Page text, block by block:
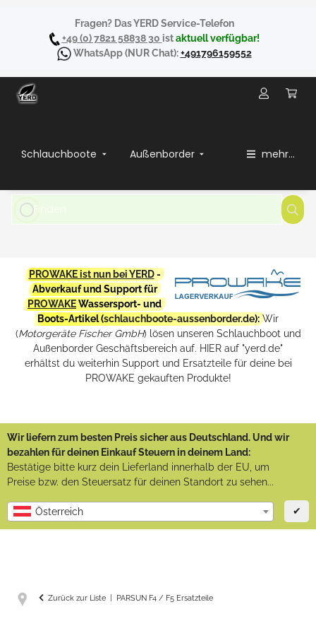
Fragen? Das YERD Service-Telefon
+49 (0) 7821 58838 30 istaktuell verfügbar!
WhatsApp(NUR Chat):+491796159552
Schlauchboote Außenborder mehr...
PROWAKE ist nun bei YERD-
Abverkauf und Support für
PROWAKEWassersport- und
Boots-Artikel (schlauchboote-aussenborder.de): Wir
(Motorgeräte Fischer GmbH) lösen unseren Schlauchboot und
Außenborder Geschäftsbereich auf. HIER auf "yerd.de"
erhältst du weiterhin Support und Ersatzteile für deine bei
PROWAKE gekauften Produkte!
Wir liefern zum besten Preis sicher aus Deutschland. Und wir
bezahlen für deinen Einkauf Steuern in deinem Land:
Bestätige bitte kurz dein Lieferland innerhalb der EU, um
Preise bzw. den Steuersatz für deinen Standort zu sehen...
Österreich ✔
Zurück zur Liste PARSUN F4 / F5 Ersatzteile